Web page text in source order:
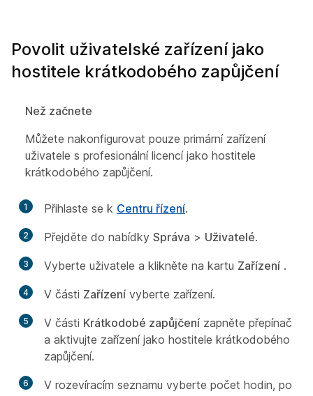
Povolit uživatelské zařízení jako
hostitele krátkodobého zapůjčení
Než začnete
Můžete nakonfigurovat pouze primární zařízení
uživatele s profesionální licencí jako hostitele
krátkodobého zapůjčení.
1 Přihlaste se k Centru řízení.
2 Přejděte do nabídky Správa > Uživatelé.
3 Vyberte uživatele a klikněte na kartu Zařízení .
4 V části Zařízení vyberte zařízení.
5 V části Krátkodobé zapůjčení zapněte přepínač
a aktivujte zařízení jako hostitele krátkodobého
zapůjčení.
6
V rozevíracím seznamu vyberte počet hodin, po